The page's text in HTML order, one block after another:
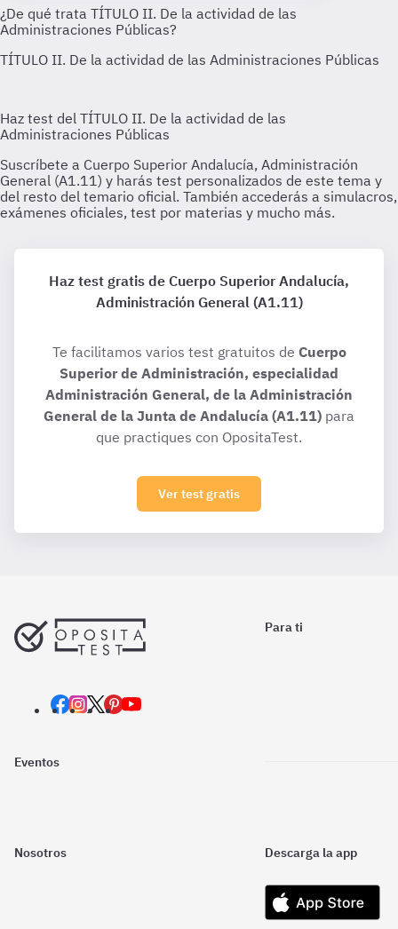
Haz test gratis de Cuerpo Superior Andalucía,
Administración General (A1.11)
Te facilitamos varios test gratuitos de Cuerpo
Superior de Administración, especialidad
Administración General, de la Administración
General de la Junta de Andalucía (A1.11) para
que practiques con OpositaTest.
Ver test gratis
Para ti
Eventos
Nosotros Descarga la app